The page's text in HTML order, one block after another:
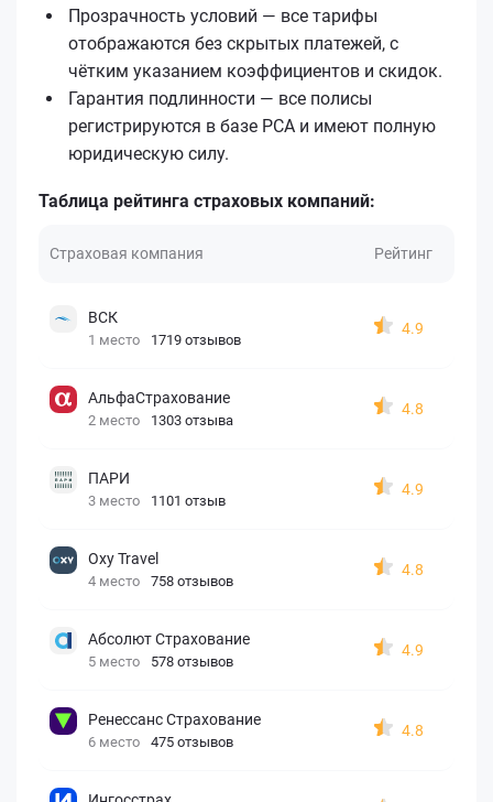
Прозрачность условий — все тарифы
отображаются без скрытых платежей, с
чётким указанием коэффициентов и скидок.
Гарантия подлинности — все полисы
регистрируются в базе РСА и имеют полную
юридическую силу.
Таблица рейтинга страховых компаний:
Страховая компания Рейтинг
ВСК
1 место 1719 отзывов
4.9
АльфаСтрахование
2 место 1303 отзыва
4.8
ПАРИ
3 место 1101 отзыв
4.9
Oxy Travel
4 место 758 отзывов
4.8
Абсолют Страхование
5 место 578 отзывов
4.9
Ренессанс Страхование
6 место 475 отзывов
4.8